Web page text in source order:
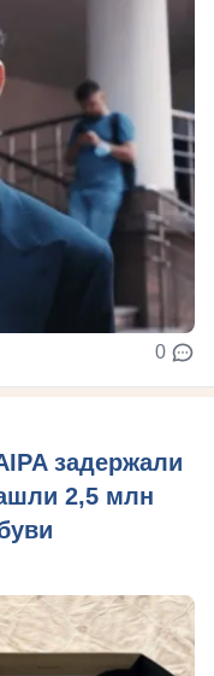
0
задержали
2,5 млн